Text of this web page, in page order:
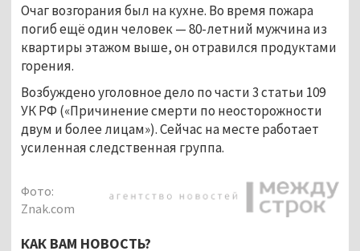
Очаг возгорания был на кухне. Во время пожара
погиб ещё один человек — 80-летний мужчина из
квартиры этажом выше, он отравился продуктами
горения.
Возбуждено уголовное дело по части 3 статьи 109
УК РФ («Причинение смерти по неосторожности
двум и более лицам»). Сейчас на месте работает
усиленная следственная группа.
Фото:
Znak.com
КАК ВАМ НОВОСТЬ?